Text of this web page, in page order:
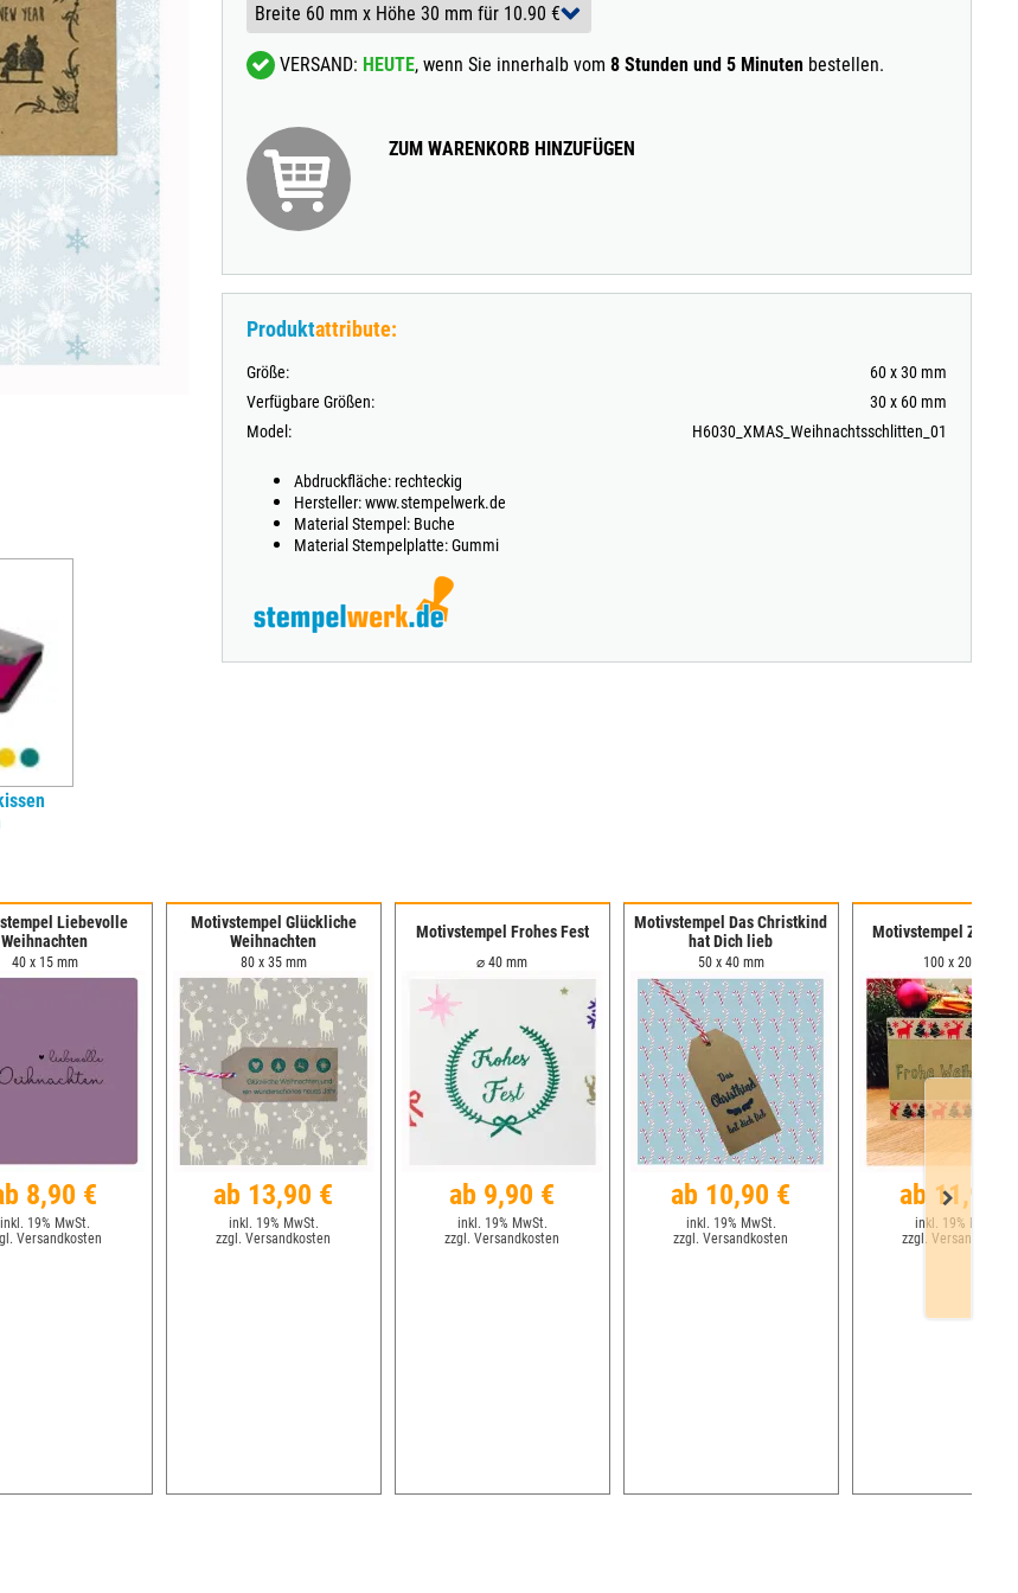
TRODAT® VINTAGE
CREATIVE MINI STEMPEL + KISSEN SETVERSAND: HEUTE, wenn Sie innerhalb vom 8 Stunden und 5 Minuten bestellen.
ZUM WARENKORB HINZUFÜGEN
Produktattribute:
Größe:
60 x 30 mm
Verfügbare Größen:
30 x 60 mm
Model:
H6030_XMAS_Weihnachtsschlitten_01
Abdruckfläche: rechteckig
Hersteller: www.stempelwerk.de
Material Stempel: Buche
Material Stempelplatte: Gummi
Liebevolle
Weihnachten
40 x 15 mm
8,90 €
inkl. 19% MwSt.
Versandkosten
Motivstempel Glückliche
Weihnachten
80 x 35 mm
ab 13,90 €
inkl. 19% MwSt.
zzgl. Versandkosten
Motivstempel Frohes Fest
⌀ 40 mm
ab 9,90 €
inkl. 19% MwSt.
zzgl. Versandkosten
Motivstempel Das Christkind
hat Dich lieb
50 x 40 mm
ab 10,90 €
inkl. 19% MwSt.
zzgl. Versandkosten
Motivstempel
100 x 20 mm
ab 11,90 €
inkl. 19% MwSt.
zzgl. Versandkosten